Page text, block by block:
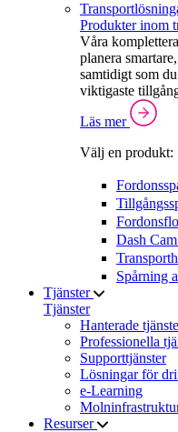
Produkter inom
Våra
planera
samtidigt som
viktigaste
Läs mer
Välj en produkt:
Dash Cam
Spårning
Tjänster
Tjänster
Hanterade
Professionella
Supporttjänster
Lösningar för
e-Learning
Resurser